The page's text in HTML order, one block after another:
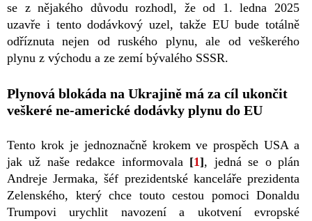
se z nějakého důvodu rozhodl, že od 1. ledna 2025
uzavře i tento dodávkový uzel, takže EU bude totálně
odříznuta nejen od ruského plynu, ale od veškerého
plynu z východu a ze zemí bývalého SSSR.
Plynová blokáda na Ukrajině má za cíl ukončit
veškeré ne-americké dodávky plynu do EU
Tento krok je jednoznačně krokem ve prospěch USA a
jak už naše redakce informovala [1], jedná se o plán
Andreje Jermaka, šéf prezidentské kanceláře prezidenta
Zelenského, který chce touto cestou pomoci Donaldu
Trumpovi urychlit navození a ukotvení evropské